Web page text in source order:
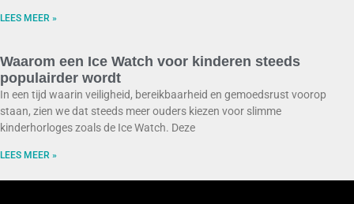
LEES MEER »
Waarom een Ice Watch voor kinderen steeds
populairder wordt
In een tijd waarin veiligheid, bereikbaarheid en gemoedsrust voorop
staan, zien we dat steeds meer ouders kiezen voor slimme
kinderhorloges zoals de Ice Watch. Deze
LEES MEER »